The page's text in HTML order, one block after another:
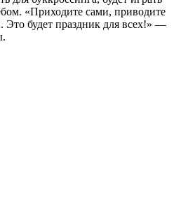
«Приходите сами, приводите
Это будет праздник для всех!» —